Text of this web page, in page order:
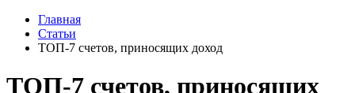
Главная
Статьи
ТОП-7 счетов, приносящих доход
ТОП-7 счетов, приносящих